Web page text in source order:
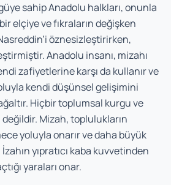
sahip Anadolu halkları, onunla
elçiye ve fıkraların değişken
öznesizleştirirken,
Anadolu insanı, mizahı
zafiyetlerine karşı da kullanır ve
kendi düşünsel gelişimini
Hiçbir toplumsal kurgu ve
Mizah, toplulukların
yoluyla onarır ve daha büyük
yıpratıcı kaba kuvvetinden
yaraları onar.